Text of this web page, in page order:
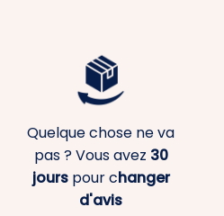
Quelque chose ne va
pas ? Vous avez 30
jourspour changer
d'avis